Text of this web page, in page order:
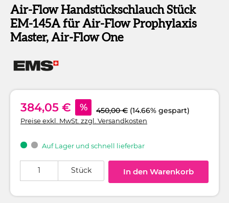
Air-Flow Handstückschlauch Stück
EM-145A für Air-Flow Prophylaxis
Master, Air-Flow One
384,05 € % 450,00 € (14.66% gespart)
Preise exkl. MwSt. zzgl. Versandkosten
Auf Lager und schnell lieferbar
Stück In den Warenkorb